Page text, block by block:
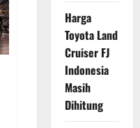
Harga
Toyota Land
Cruiser FJ
Indonesia
Masih
Dihitung